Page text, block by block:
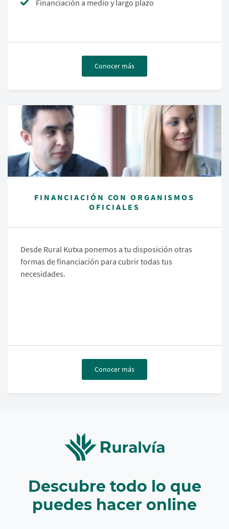
Financiación a medio y largo plazo
Conocer más
FINANCIACIÓN CON ORGANISMOS
OFICIALES
Desde Rural Kutxa ponemos a tu disposición otras
formas de financiación para cubrir todas tus
necesidades.
Conocer más
Descubre todo lo que
puedes hacer online